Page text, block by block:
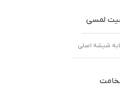
لمسی
شیشه اصلی